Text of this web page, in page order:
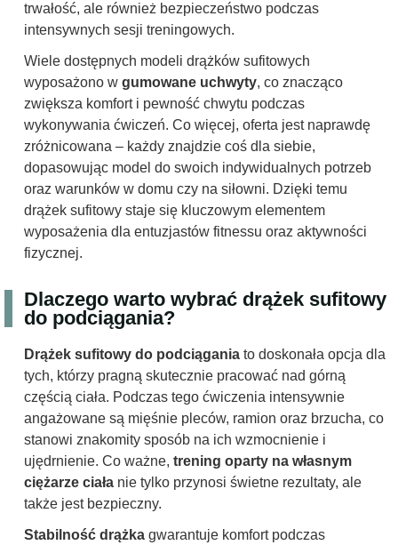
trwałość, ale również bezpieczeństwo podczas
intensywnych sesji treningowych.
Wiele dostępnych modeli drążków sufitowych
wyposażono w gumowane uchwyty, co znacząco
zwiększa komfort i pewność chwytu podczas
wykonywania ćwiczeń. Co więcej, oferta jest naprawdę
zróżnicowana – każdy znajdzie coś dla siebie,
dopasowując model do swoich indywidualnych potrzeb
oraz warunków w domu czy na siłowni. Dzięki temu
drążek sufitowy staje się kluczowym elementem
wyposażenia dla entuzjastów fitnessu oraz aktywności
fizycznej.
Dlaczego warto wybrać drążek sufitowy
do podciągania?
Drążek sufitowy do podciągania to doskonała opcja dla
tych, którzy pragną skutecznie pracować nad górną
częścią ciała. Podczas tego ćwiczenia intensywnie
angażowane są mięśnie pleców, ramion oraz brzucha, co
stanowi znakomity sposób na ich wzmocnienie i
ujędrnienie. Co ważne, trening oparty na własnym
ciężarze ciała nie tylko przynosi świetne rezultaty, ale
także jest bezpieczny.
Stabilność drążka gwarantuje komfort podczas